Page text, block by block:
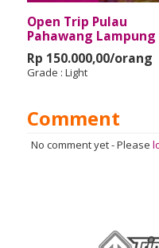
Open Trip Pulau
Pahawang Lampung
Rp 150.000,00/orang
Grade : Light
Comment
No comment yet-Please